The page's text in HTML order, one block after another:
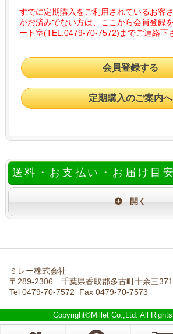
すでに定期購入をご利用されているお客
がお済みでない方は、ここから会員登録
ート室(TEL:0479-70-7572)までご連絡下
会員登録する
定期購入のご案内へ
送料・お支払い・お届け目安
ミレー株式会社
〒289-2306 千葉県香取郡多古町十余三
Tel 0479-70-7572 Fax 0479-70-7573
Copyright©Millet Co.,Ltd. All Rights